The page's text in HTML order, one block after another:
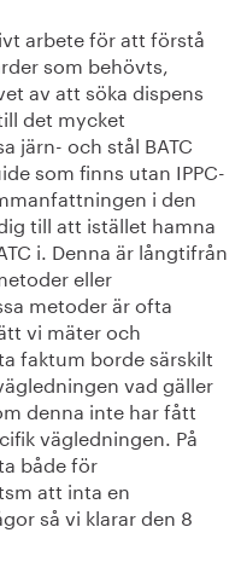
arbete för att förstå
som behövts,
av att söka dispens
det mycket
järn- och stål BATC
som finns utan IPPC-
i den
till att istället hamna
i. Denna är långtifrån
eller
metoder är ofta
vi mäter och
faktum borde särskilt
vad gäller
denna inte har fått
vägledningen. På
både för
att inta en
så vi klarar den 8